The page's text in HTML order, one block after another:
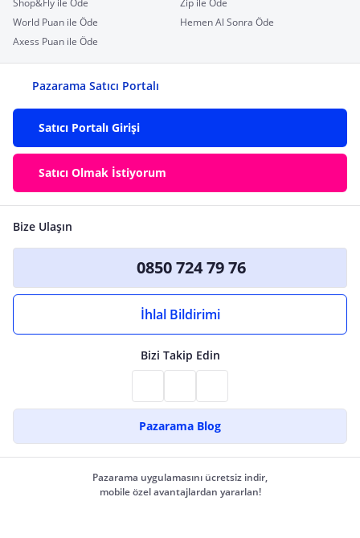
World Puan ile Öde
Hemen Al Sonra Öde
Axess Puan ile Öde
Pazarama Satıcı Portalı
Satıcı Portalı Girişi
Satıcı Olmak İstiyorum
Bize Ulaşın
0850 724 79 76
İhlal Bildirimi
Bizi Takip Edin
Pazarama Blog
Pazarama uygulamasını ücretsiz indir,
mobile özel avantajlardan yararlan!